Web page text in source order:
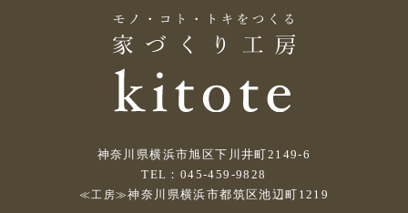
神奈川県横浜市旭区下川井町2149-6
TEL：045-459-9828
≪工房≫神奈川県横浜市都筑区池辺町1219